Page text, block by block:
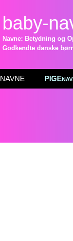
baby-
Navne: Betydning og
Godkendte danske
NAVNE